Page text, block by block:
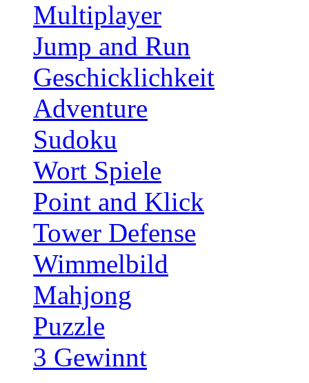
Multiplayer
Jump and Run
Geschicklichkeit
Adventure
Sudoku
Wort Spiele
Point and Klick
Tower Defense
Wimmelbild
Mahjong
Puzzle
3 Gewinnt